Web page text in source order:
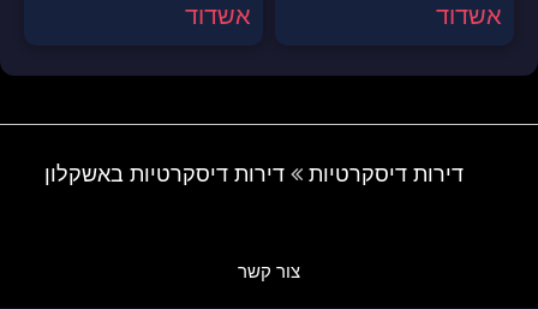
אשדוד אשדוד
דירות דיסקרטיות דירות דיסקרטיות באשקלון
צור קשר